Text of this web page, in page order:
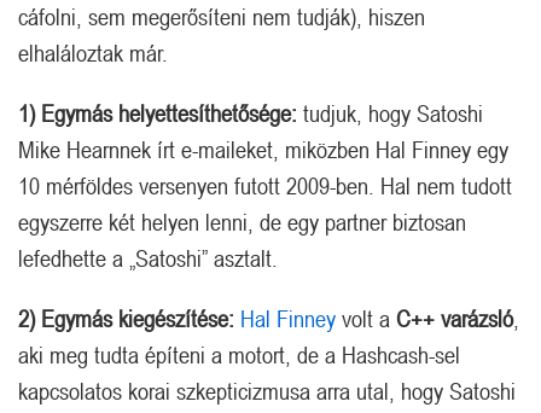
cáfolni, sem megerősíteni nem tudják), hiszen
elhaláloztak már.
1) Egymás helyettesíthetősége: tudjuk, hogy Satoshi
Mike Hearnnek írt e-maileket, miközben Hal Finney egy
10 mérföldes versenyen futott 2009-ben. Hal nem tudott
egyszerre két helyen lenni, de egy partner biztosan
lefedhette a „Satoshi” asztalt.
2) Egymás kiegészítése: Hal Finney volt a C++ varázsló,
aki meg tudta építeni a motort, de a Hashcash-sel
kapcsolatos korai szkepticizmusa arra utal, hogy Satoshi